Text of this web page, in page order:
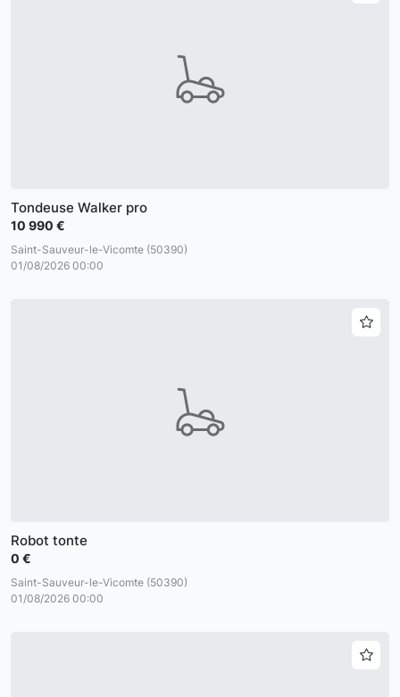
Tondeuse Walker pro
10 990 €
Saint-Sauveur-le-Vicomte (50390)
01/08/2026 00:00
Robot tonte
0 €
Saint-Sauveur-le-Vicomte (50390)
01/08/2026 00:00